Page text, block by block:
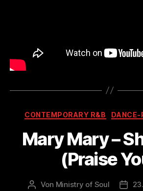
CONTEMPORARY R&B DANCE-
Mary Mary –
(Praise
Beitragsautor
Von Ministry of Soul